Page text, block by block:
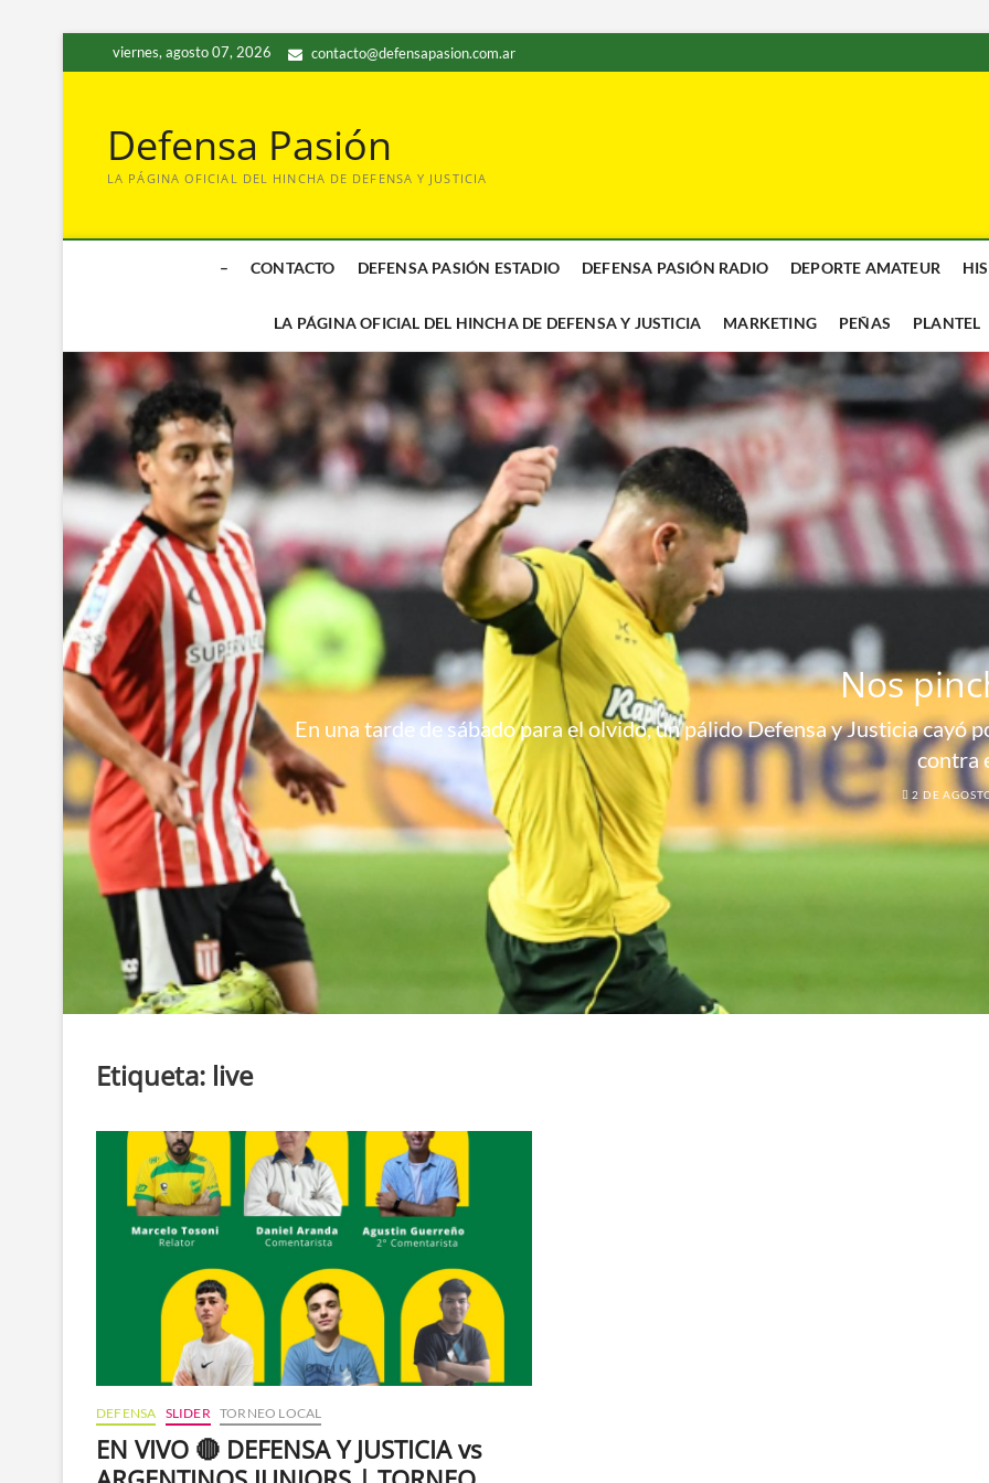
al
viernes, agosto 07, 2026 contacto@defensapasion.com.ar
Defensa Pasión
LA PÁGINA OFICIAL DEL HINCHA DE DEFENSA Y JUSTICIA
– CONTACTO DEFENSA PASIÓN ESTADIO DEFENSA PASIÓN RADIO DEPORTE AMATEUR
LA PÁGINA OFICIAL DEL HINCHA DE DEFENSA Y JUSTICIA MARKETING PEÑAS PLANTEL
Nos
En una tarde de sábado para el olvido, un pálido Defensa y Justicia cayó
contra
2 DE
Etiqueta: live
DEFENSA SLIDER TORNEO LOCAL
EN VIVO 🔴 DEFENSA Y JUSTICIA vs